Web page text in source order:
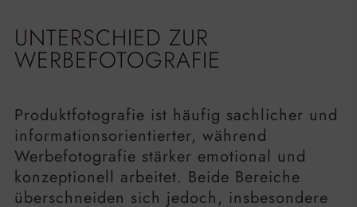
UNTERSCHIED ZUR
WERBEFOTOGRAFIE
Produktfotografie ist häufig sachlicher und
informationsorientierter, während
Werbefotografie stärker emotional und
konzeptionell arbeitet. Beide Bereiche
überschneiden sich jedoch, insbesondere